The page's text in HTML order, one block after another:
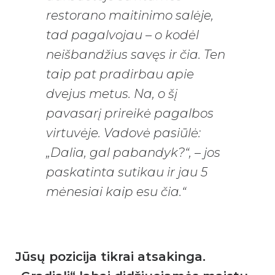
restorano maitinimo salėje,
tad pagalvojau – o kodėl
neišbandžius savęs ir čia. Ten
taip pat pradirbau apie
dvejus metus. Na, o šį
pavasarį prireikė pagalbos
virtuvėje. Vadovė pasiūlė:
„Dalia, gal pabandyk?“, – jos
paskatinta sutikau ir jau 5
mėnesiai kaip esu čia.“
Jūsų pozicija tikrai atsakinga.